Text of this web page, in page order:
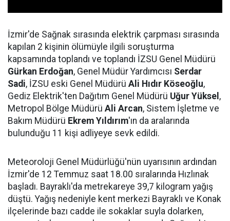
İzmir'de Sağnak sırasında elektrik çarpması sırasında
kapılan 2 kişinin ölümüyle ilgili soruşturma
kapsamında toplandı ve toplandı İZSU Genel Müdürü
Gürkan Erdoğan, Genel Müdür Yardımcısı Serdar
Sadi, İZSU eski Genel Müdürü Ali Hıdır Köseoğlu,
Gediz Elektrik'ten Dağıtım Genel Müdürü Uğur Yüksel ,
Metropol Bölge Müdürü Ali Arcan, Sistem İşletme ve
Bakım Müdürü Ekrem Yıldırım'ın da aralarında
bulunduğu 11 kişi adliyeye sevk edildi.
Meteoroloji Genel Müdürlüğü'nün uyarısının ardından
İzmir'de 12 Temmuz saat 18.00 sıralarında Hızlınak
başladı. Bayraklı'da metrekareye 39,7 kilogram yağış
düştü. Yağış nedeniyle kent merkezi Bayraklı ve Konak
ilçelerinde bazı cadde ile sokaklar suyla dolarken,